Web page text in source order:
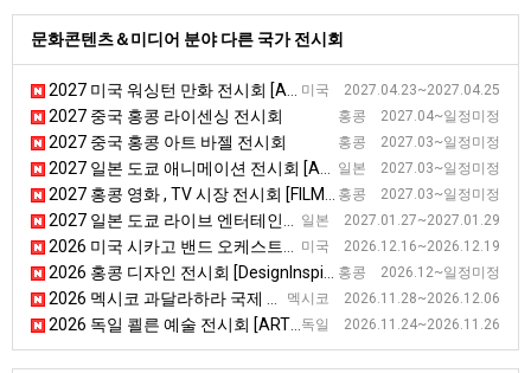
문화콘텐츠＆미디어 분야 다른 국가 전시회
미국 2027.04.23~2027.04.25
2027 미국 워싱턴 만화 전시회 [Awesome Con]
홍콩 2027.04~일정미정
2027 중국 홍콩 라이센싱 전시회
홍콩 2027.03~일정미정
2027 중국 홍콩 아트 바젤 전시회
일본 2027.03~일정미정
2027 일본 도쿄 애니메이션 전시회 [ANIME JAPAN]
홍콩 2027.03~일정미정
2027 홍콩 영화 , TV 시장 전시회 [FILMART]
일본 2027.01.27~2027.01.29
2027 일본 도쿄 라이브 엔터테인먼트 전시회 [LIVeNT]
미국 2026.12.16~2026.12.19
2026 미국 시카고 밴드 오케스트라 전시회
홍콩 2026.12~일정미정
2026 홍콩 디자인 전시회 [DesignInspire]
멕시코 2026.11.28~2026.12.06
2026 멕시코 과달라하라 국제 도서 전시회 [FIL Guadalajara]
독일 2026.11.24~2026.11.26
2026 독일 쾰른 예술 전시회 [ART COLOGNE]